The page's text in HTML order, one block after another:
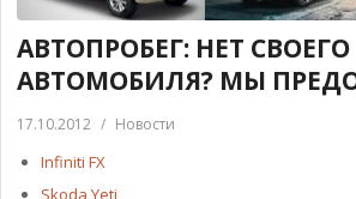
АВТОПРОБЕГ: НЕТ СВОЕГО
АВТОМОБИЛЯ? МЫ
17.10.2012 / Новости
Infiniti FX